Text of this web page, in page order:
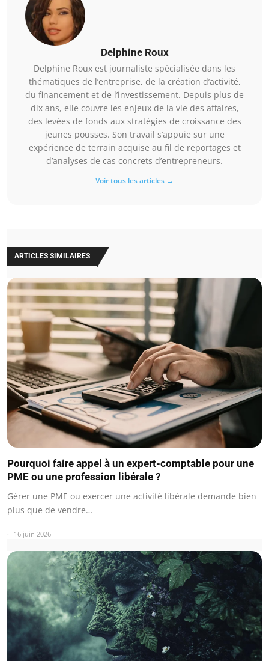
Delphine Roux
Delphine Roux est journaliste spécialisée dans les
thématiques de l’entreprise, de la création d’activité,
du financement et de l’investissement. Depuis plus de
dix ans, elle couvre les enjeux de la vie des affaires,
des levées de fonds aux stratégies de croissance des
jeunes pousses. Son travail s’appuie sur une
expérience de terrain acquise au fil de reportages et
d’analyses de cas concrets d’entrepreneurs.
Voir tous les articles →
ARTICLES SIMILAIRES
Pourquoi faire appel à un expert-comptable pour une
PME ou une profession libérale ?
Gérer une PME ou exercer une activité libérale demande bien
plus que de vendre…
16 juin 2026